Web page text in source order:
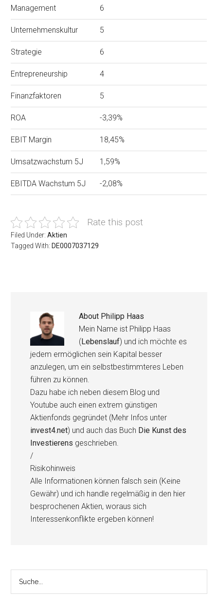
Management 6
Unternehmenskultur 5
Strategie 6
Entrepreneurship 4
Finanzfaktoren 5
ROA -3,39%
EBIT Margin 18,45%
Umsatzwachstum 5J 1,59%
EBITDA Wachstum 5J -2,08%
Rate this post
Filed Under:Aktien
Tagged With: DE0007037129
About Philipp Haas
Mein Name ist Philipp Haas
( Lebenslauf) und ich möchte es
jedem ermöglichen sein Kapital besser
anzulegen, um ein selbstbestimmteres Leben
führen zu können.
Dazu habe ich neben diesem Blog und
Youtube auch einen extrem günstigen
Aktienfonds gegründet (Mehr Infos unter
invest4.net) und auch das Buch Die Kunst des
Investierens geschrieben.
/
Risikohinweis
Alle Informationen können falsch sein (Keine
Gewähr) und ich handle regelmäßig in den hier
besprochenen Aktien, woraus sich
Interessenkonflikte ergeben können!